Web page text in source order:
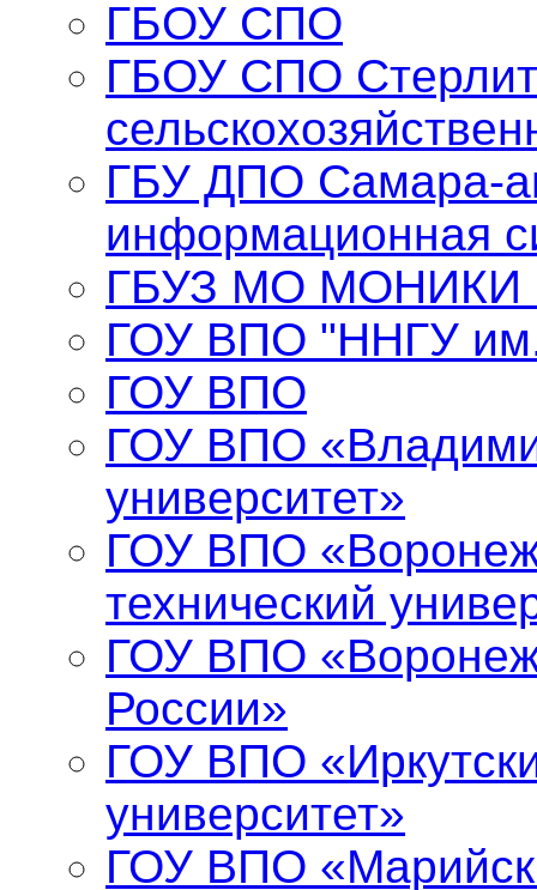
ГБОУ СПО
ГБОУ СПО
ГБУ ДПО Самара-
информационная
ГБУЗ МО МОНИКИ
ГОУ ВПО "ННГУ им.
ГОУ ВПО
ГОУ ВПО
университет»
ГОУ ВПО
технический
ГОУ ВПО
России»
ГОУ ВПО
университет»
ГОУ ВПО